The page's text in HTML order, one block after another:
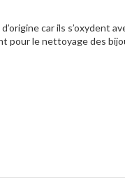
car ils s’oxydent
le nettoyage des